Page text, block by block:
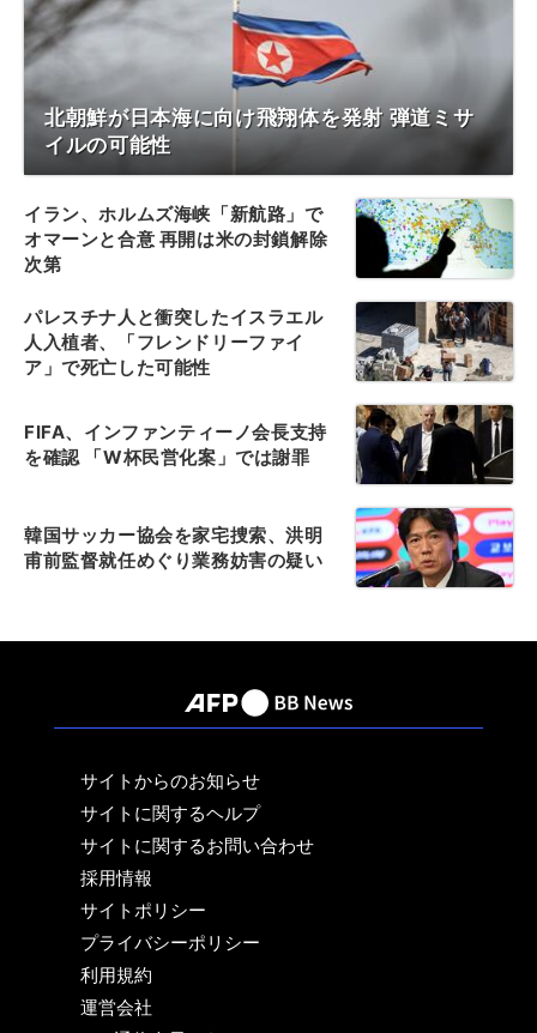
北朝鮮が日本海に向け飛翔体を発射 弾道ミサ
イルの可能性
イラン、ホルムズ海峡「新航路」で
オマーンと合意 再開は米の封鎖解除
次第
パレスチナ人と衝突したイスラエル
人入植者、「フレンドリーファイ
ア」で死亡した可能性
FIFA、インファンティーノ会長支持
を確認 「W杯民営化案」では謝罪
韓国サッカー協会を家宅捜索、洪明
甫前監督就任めぐり業務妨害の疑い
サイトからのお知らせ
サイトに関するヘルプ
サイトに関するお問い合わせ
採用情報
サイトポリシー
プライバシーポリシー
利用規約
運営会社